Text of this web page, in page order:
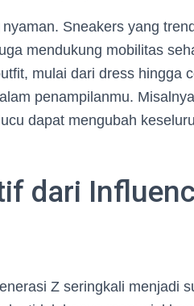
Sneakers yang
mendukung mobilitas
mulai dari dress hingga
penampilanmu.
dapat mengubah
dari
Z seringkali menjadi